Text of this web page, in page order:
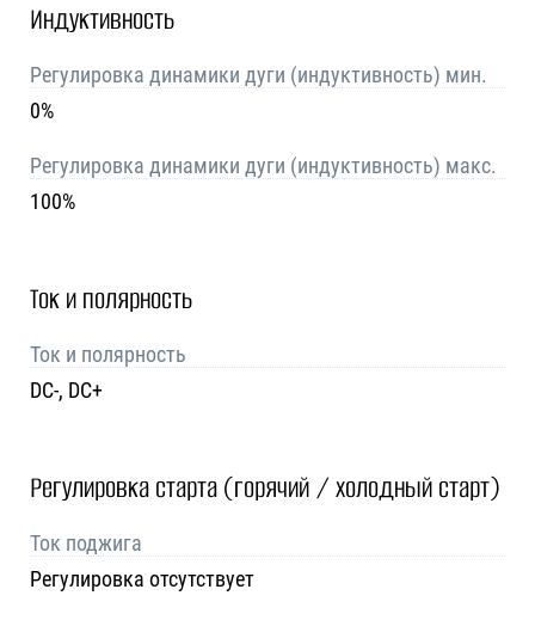
Индуктивность
Регулировка динамики дуги (индуктивность) мин.
0%
Регулировка динамики дуги (индуктивность) макс.
100%
Ток и полярность
Ток и полярность
DC-, DC+
Регулировка старта (горячий / холодный старт)
Ток поджига
Регулировка отсутствует